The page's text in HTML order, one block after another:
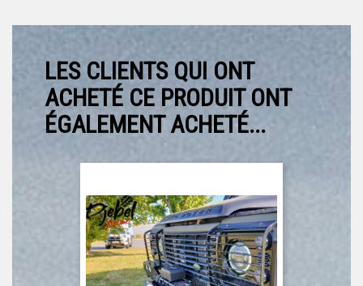
LES CLIENTS QUI ONT
ACHETÉ CE PRODUIT ONT
ÉGALEMENT ACHETÉ...